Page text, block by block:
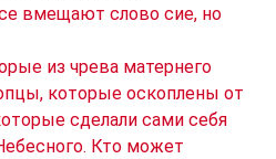
вмещают слово сие, но
из чрева матернего
которые оскоплены от
сделали сами себя
Кто может